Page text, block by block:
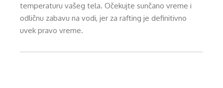
temperaturu vašeg tela. Očekujte sunčano vreme i
odličnu zabavu na vodi, jer za rafting je definitivno
uvek pravo vreme.